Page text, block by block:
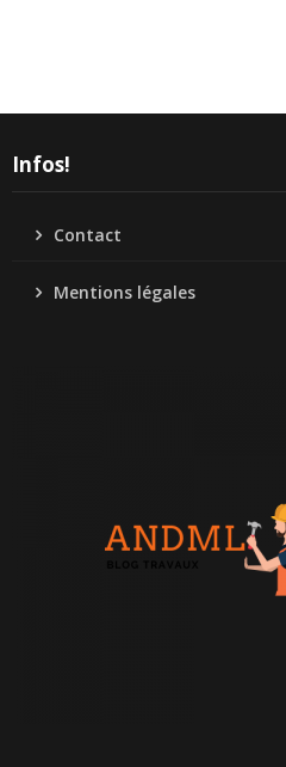
Infos!
Contact
Mentions légales